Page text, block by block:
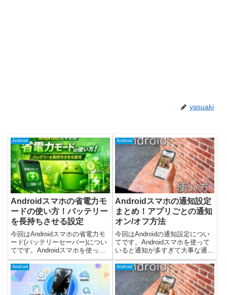
yasuaki
Android
Androidスマホの省電力モ
ードの使い方！バッテリー
を長持ちさせる設定
今回はAndroidスマホの省電力モ
ード(バッテリーセーバー)につい
てです。Androidスマホを使って
いて、こんなことはありません
か？朝100％だったのに、夕方に
はもう残り20％…外出先で充電
が切れそうで不安になるモバイル
バッテリーを持ち...
Android
Androidスマホの通知設定
まとめ！アプリごとの通知
オン/オフ方法
今回はAndroidの通知設定につい
てです。Androidスマホを使って
いると通知が多すぎて大事な通知
を見逃す逆に、必要なアプリの通
知が来ないアプリごとに細かく通
知を調整したいと感じることはあ
りませんか？Androidでは、アプ
リごとに通知...
Android Android